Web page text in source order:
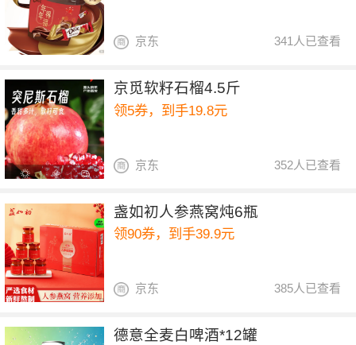
341人已查看
京东
京觅软籽石榴4.5斤
领5券，到手19.8元
352人已查看
京东
盏如初人参燕窝炖6瓶
领90券，到手39.9元
385人已查看
京东
德意全麦白啤酒*12罐